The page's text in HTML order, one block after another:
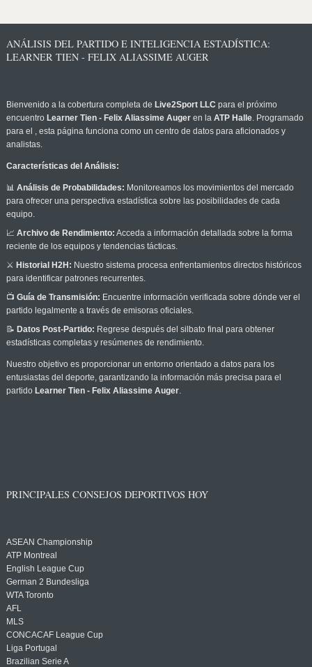
ANÁLISIS DEL PARTIDO E INTELIGENCIA ESTADÍSTICA:
LEARNER TIEN - FELIX ALIASSIME AUGER
Bienvenido a la cobertura completa de Live2Sport LLC para el próximo
encuentro Learner Tien - Felix Aliassime Augeren la ATP Halle. Programado
para el , esta página funciona como un centro de datos para aficionados y
analistas.
Características del Análisis:
📊 Análisis de Probabilidades: Monitoreamos los movimientos del mercado
para ofrecer una perspectiva estadística sobre las posibilidades de cada
equipo.
📈 Archivo de Rendimiento: Acceda a información detallada sobre la forma
reciente de los equipos y tendencias tácticas.
⚔️ Historial H2H: Nuestro sistema procesa enfrentamientos directos históricos
para identificar patrones recurrentes.
📺 Guía de Transmisión: Encuentre información verificada sobre dónde ver el
partido legalmente a través de emisoras oficiales.
📝 Datos Post-Partido: Regrese después del silbato final para obtener
estadísticas completas y resúmenes de rendimiento.
Nuestro objetivo es proporcionar un entorno orientado a datos para los
entusiastas del deporte, garantizando la información más precisa para el
partido Learner Tien - Felix Aliassime Auger.
PRINCIPALES CONSEJOS DEPORTIVOS HOY
ASEAN Championship
ATP Montreal
English League Cup
German 2 Bundesliga
WTA Toronto
AFL
MLS
CONCACAF League Cup
Liga Portugal
Brazilian Serie A